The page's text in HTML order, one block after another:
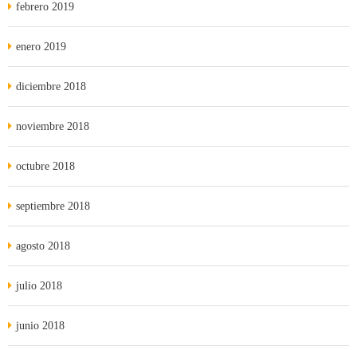
febrero 2019
enero 2019
diciembre 2018
noviembre 2018
octubre 2018
septiembre 2018
agosto 2018
julio 2018
junio 2018